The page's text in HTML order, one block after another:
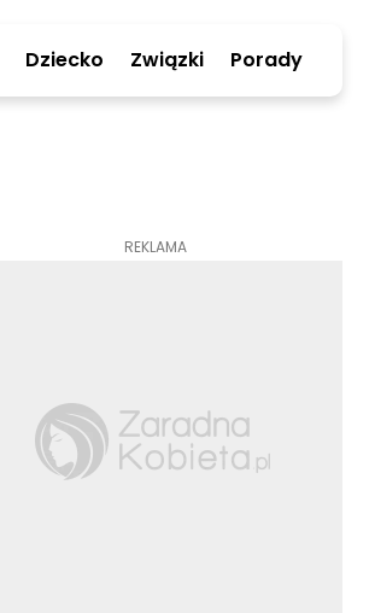
Dziecko Związki Porady
REKLAMA